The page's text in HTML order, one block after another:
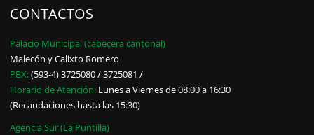
CONTACTOS
Palacio Municipal (cabecera cantonal)
Malecón y Calixto Romero
PBX:(593-4) 3725080 / 3725081 /
Horario de Atención: Lunes a Viernes de 08:00 a 16:30
(Recaudaciones hasta las 15:30)
Agencia Sur (La Puntilla)